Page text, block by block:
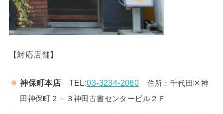
【対応店舗】
神保町本店 TEL:03-3234-2080
住所：千代田区神
田神保町２－３神田古書センタービル２Ｆ